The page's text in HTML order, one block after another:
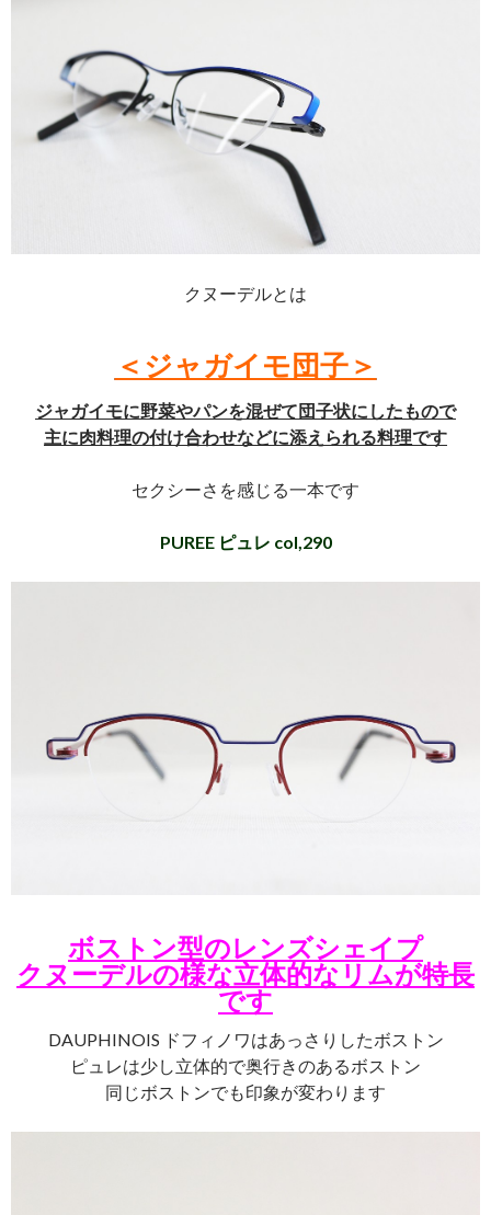
クヌーデルとは
＜ジャガイモ団子＞
ジャガイモに野菜やパンを混ぜて団子状にしたもので
主に肉料理の付け合わせなどに添えられる料理です
セクシーさを感じる一本です
PUREE ピュレ col,290
ボストン型のレンズシェイプ
クヌーデルの様な立体的なリムが特長
です
DAUPHINOIS ドフィノワはあっさりしたボストン
ピュレは少し立体的で奥行きのあるボストン
同じボストンでも印象が変わります